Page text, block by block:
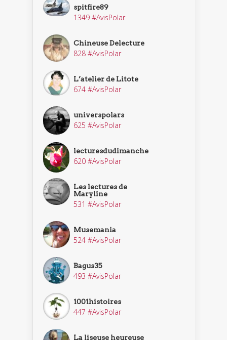
spitfire89
1349 #AvisPolar
Chineuse Delecture
828 #AvisPolar
L’atelier de Litote
674 #AvisPolar
universpolars
625 #AvisPolar
lecturesdudimanche
620 #AvisPolar
Les lectures de
Maryline
531 #AvisPolar
Musemania
524 #AvisPolar
Bagus35
493 #AvisPolar
1001histoires
447 #AvisPolar
La liseuse heureuse